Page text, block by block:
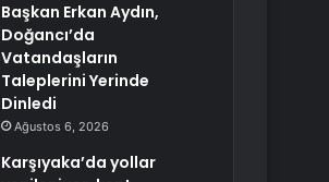
Başkan Erkan Aydın,
Doğancı’da
Vatandaşların
Taleplerini Yerinde
Dinledi
Ağustos 6, 2026
Karşıyaka’da yollar